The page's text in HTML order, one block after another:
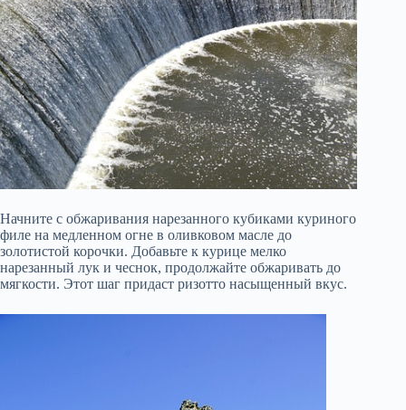
Начните с обжаривания нарезанного кубиками куриного
филе на медленном огне в оливковом масле до
золотистой корочки. Добавьте к курице мелко
нарезанный лук и чеснок, продолжайте обжаривать до
мягкости. Этот шаг придаст ризотто насыщенный вкус.